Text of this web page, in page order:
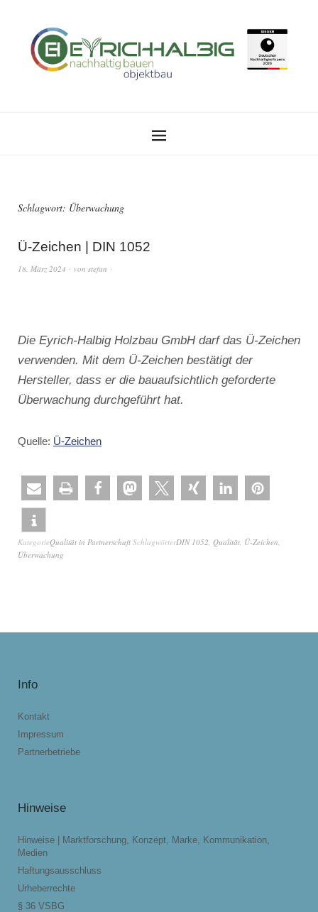
Schlagwort: Überwachung
Ü-Zeichen | DIN 1052
18. März 2024 von stefan
Die Eyrich-Halbig Holzbau GmbH darf das Ü-Zeichen
verwenden. Mit dem Ü-Zeichen bestätigt der
Hersteller, dass er die bauaufsichtlich geforderte
Überwachung durchgeführt hat.
Quelle: Ü-Zeichen
KategorieQualität in Partnerschaft SchlagwörterDIN 1052 Qualität Ü-Zeichen
Überwachung
Info
Kontakt
Impressum
Partnerbetriebe
Hinweise
Hinweise | Marktforschung, Konzept, Marke, Kommunikation,
Medien
Haftungsausschluss
Urheberrechte
§ 36 VSBG